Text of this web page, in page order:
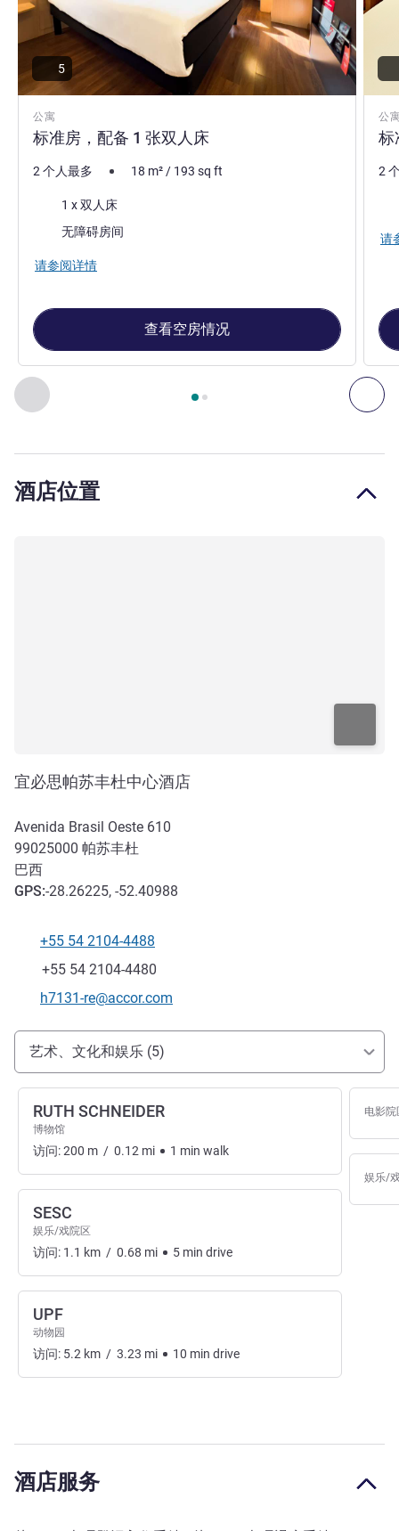
上一个 - 公寓 下
第 页，共 , 公寓 1 : 标准房，配备 1 张双人床 , 公寓 2 :
公寓
标准房，配备 1 张双人床
5
2 个人最多 18 m²/ 193 sq ft
床上用品1 x 双人床
无障碍房间
请参阅详情
查看空房情况
公
标
2
请
酒店位置
宜必思帕苏丰杜中心酒店
Avenida Brasil Oeste 610
99025000 帕苏丰杜
巴西
GPS:-28.26225, -52.40988
电话
+55 54 2104-4488
传真
+55 54 2104-4480
联系电子邮件
h7131-re@accor.com
抵达和交通
艺术、文化和娱乐 (5)
RUTH SCHNEIDER
博物馆
访问:200 m / 0.12 mi 1 min walk
SESC
娱乐/戏院区
访问: 1.1 km / 0.68 mi 5 min drive
UPF
动物园
访问: 5.2 km / 3.23 mi 10 min drive
电影院
娱乐/
酒店服务